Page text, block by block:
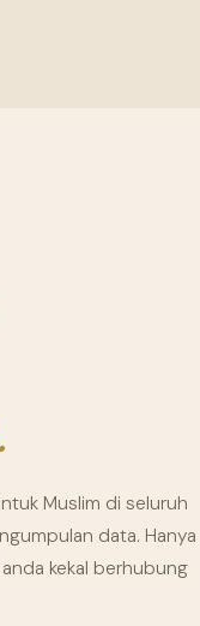
Muslim di seluruh
data. Hanya
kekal berhubung